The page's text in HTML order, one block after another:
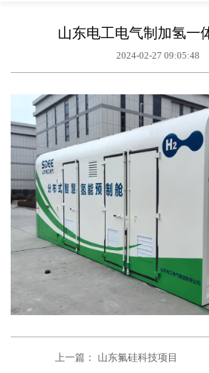
山东电工电气制加氢一
2024-02-27 09:05:48
上一篇： 山东氟硅科技项目